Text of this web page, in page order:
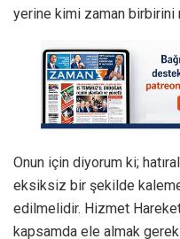
yerine kimi zaman birbirini
Onun için diyorum ki;
eksiksiz bir şekilde
edilmelidir. Hizmet
kapsamda ele almak